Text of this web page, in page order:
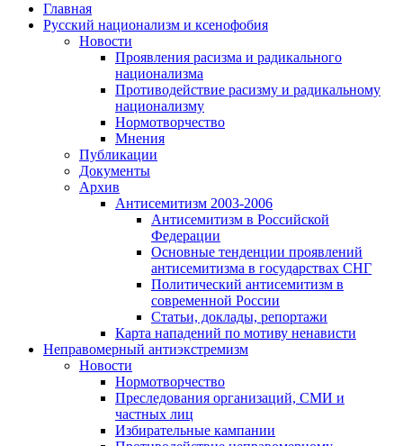
Главная
Русский национализм и ксенофобия
Новости
Проявления расизма и радикального
национализма
Противодействие расизму и радикальному
национализму
Нормотворчество
Мнения
Публикации
Документы
Архив
Антисемитизм 2003-2006
Антисемитизм в Российской
Федерации
Основные тенденции проявлений
антисемитизма в государствах СНГ
Политический антисемитизм в
современной России
Статьи, доклады, репортажи
Карта нападений по мотиву ненависти
Неправомерный антиэкстремизм
Новости
Нормотворчество
Преследования организаций, СМИ и
частных лиц
Избирательные кампании